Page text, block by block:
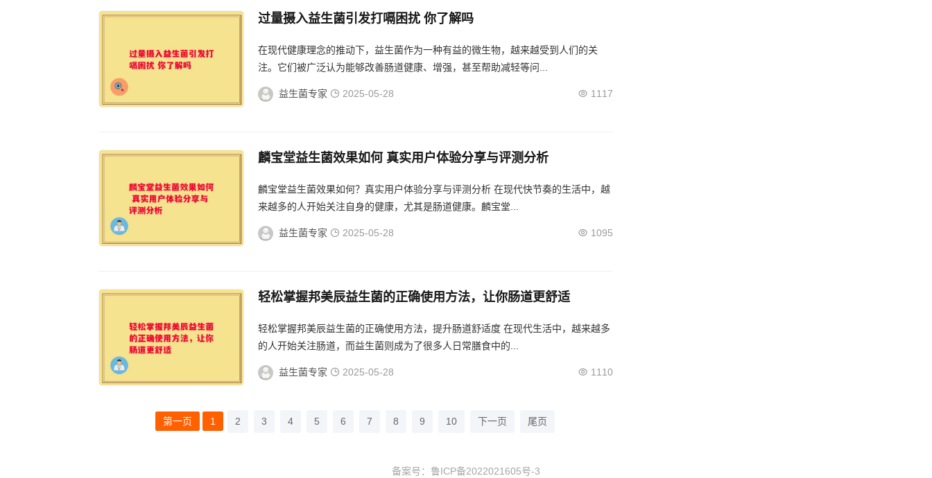
过量摄入益生菌引发打嗝困扰 你了解吗
在现代健康理念的推动下，益生菌作为一种有益的微生物，越来越受到人们的关
注。它们被广泛认为能够改善肠道健康、增强，甚至帮助减轻等问...
益生菌专家 2025-05-28 1117
麟宝堂益生菌效果如何 真实用户体验分享与评测分析
麟宝堂益生菌效果如何？真实用户体验分享与评测分析 在现代快节奏的生活中，越
来越多的人开始关注自身的健康，尤其是肠道健康。麟宝堂...
益生菌专家 2025-05-28 1095
轻松掌握邦美辰益生菌的正确使用方法，让你肠道更舒适
轻松掌握邦美辰益生菌的正确使用方法，提升肠道舒适度 在现代生活中，越来越多
的人开始关注肠道，而益生菌则成为了很多人日常膳食中的...
益生菌专家 2025-05-28 1110
第一页 1 2 3 4 5 6 7 8 9 10 下一页 尾页
备案号： 鲁ICP备2022021605号-3